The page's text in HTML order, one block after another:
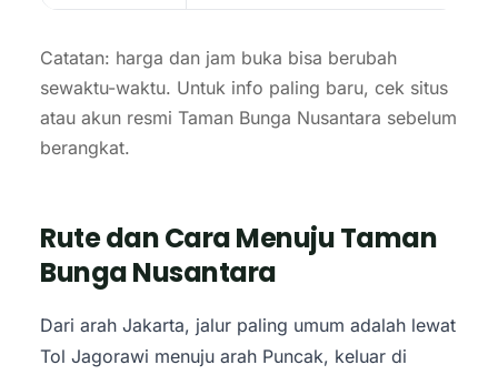
Catatan: harga dan jam buka bisa berubah
sewaktu-waktu. Untuk info paling baru, cek situs
atau akun resmi Taman Bunga Nusantara sebelum
berangkat.
Rute dan Cara Menuju Taman
Bunga Nusantara
Dari arah Jakarta, jalur paling umum adalah lewat
Tol Jagorawi menuju arah Puncak, keluar di